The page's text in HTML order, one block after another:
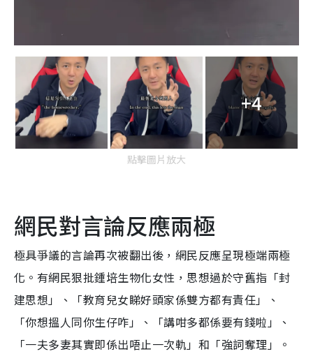
+4
點擊圖片放大
網民對言論反應兩極
極具爭議的言論再次被翻出後，網民反應呈現極端兩極
化。有網民狠批鍾培生物化女性，思想過於守舊指「封
建思想」、「教育兒女睇好頭家係雙方都有責任」、
「你想搵人同你生仔咋」、「講咁多都係要有錢啦」、
「一夫多妻其實即係出唔止一次軌」和「強詞奪理」。